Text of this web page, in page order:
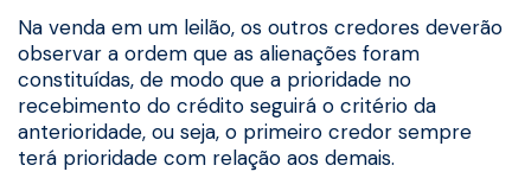
Na venda em um leilão, os outros credores deverão
observar a ordem que as alienações foram
constituídas, de modo que a prioridade no
recebimento do crédito seguirá o critério da
anterioridade, ou seja, o primeiro credor sempre
terá prioridade com relação aos demais.